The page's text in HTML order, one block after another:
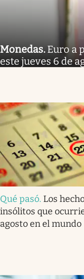
Monedas. Euro a
este jueves 6 de
Qué pasó. Los
insólitos que
agosto en el mundo